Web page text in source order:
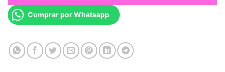
Comprar por Whatsapp